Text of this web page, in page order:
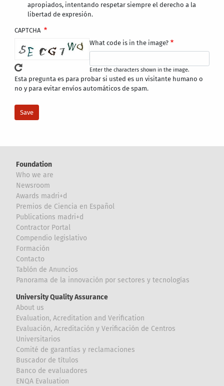
apropiados, intentando respetar siempre el derecho a la
libertad de expresión.
CAPTCHA
What code is in the image?
Enter the characters shown in the image.
Esta pregunta es para probar si usted es un visitante humano o
no y para evitar envíos automáticos de spam.
Foundation
Who we are
Newsroom
Awards madri+d
Premios de Ciencia en Español
Publications madri+d
Contractor Portal
Compendio legislativo
Formación
Contacto
Tablón de Anuncios
Panorama de la innovación por sectores y tecnologías
University Quality Assurance
About us
Evaluation, Acreditation and Verification
Evaluación, Acreditación y Verificación de Centros
Universitarios
Comité de garantías y reclamaciones
Buscador de títulos
Banco de evaluadores
ENQA Evaluation